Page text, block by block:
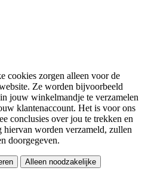
cookies zorgen alleen voor de
Ze worden bijvoorbeeld
jouw winkelmandje te verzamelen
klantenaccount. Het is voor ons
conclusies over jou te trekken en
hiervan worden verzameld, zullen
doorgegeven.
Alleen noodzakelijke